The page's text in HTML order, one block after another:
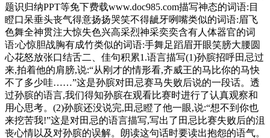
题识归纳PPT等免下费载www.doc985.com描写神态的词语:目
瞪口呆垂头丧气得意扬扬哭笑不得龇牙咧嘴类似的词语:眉飞
色舞全神贯注大惊失色兴高采烈神采奕奕含有人体器官的词
语:心惊胆战胸有成竹类似的词语:手舞足蹈眉开眼笑膀大腰圆
心花怒放张口结舌二、佳句积累1.语言描写(1)孙膑招呼田忌过
来,拍着他的肩膀,说:“从刚才的情形看,齐威王的马比你的马快
不了多少哇……”这是孙膑对田忌赛马失败后说的一段话。透
过孙膑的语言,我们得知孙膑在观看比赛时进行了认真观察和
用心思考。(2)孙膑还没说完,田忌瞪了他一眼,说:“想不到你也
来挖苦我!”这是对田忌的语言描写,写出了田忌比赛失败后的沮
丧心情以及对孙膑的误解。朗读这句话时要读出抱怨的语气。